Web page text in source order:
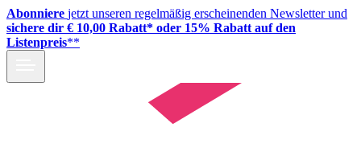
Abonniere jetzt unseren regelmäßig erscheinenden Newsletter und
sichere dir € 10,00 Rabatt* oder 15% Rabatt auf den
Listenpreis**